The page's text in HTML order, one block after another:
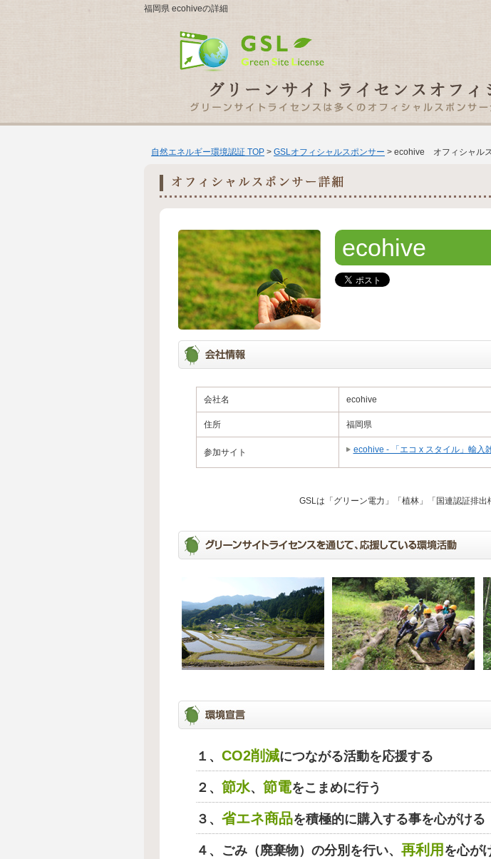
福岡県 ecohiveの詳細
自然エネルギー環境認証 TOP > GSLオフィシャルスポンサー > ecohive オフィシャル
ecohive
会社名 ecohive
住所 福岡県
参加サイト ecohive - 「エコ x スタイル」輸入
GSLは「グリーン電力」「植林」「国連認証排
１、 CO2削減につながる活動を応援する
２、 節水、 節電をこまめに行う
３、 省エネ商品を積極的に購入する事を心がける
４、ごみ（廃棄物）の分別を行い、 再利用 を心が